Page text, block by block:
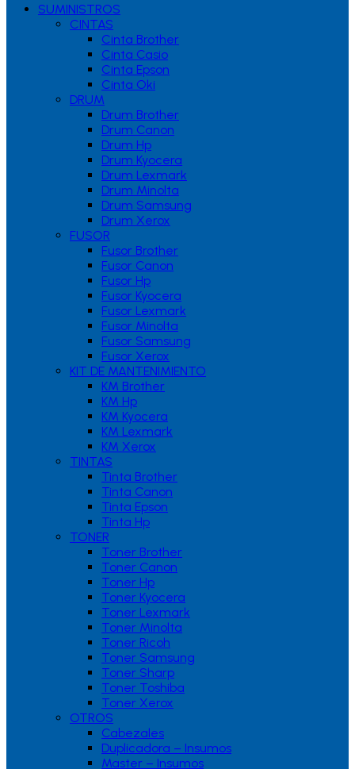
SUMINISTROS
CINTAS
Cinta Brother
Cinta Casio
Cinta Epson
Cinta Oki
DRUM
Drum Brother
Drum Canon
Drum Hp
Drum Kyocera
Drum Lexmark
Drum Minolta
Drum Samsung
Drum Xerox
FUSOR
Fusor Brother
Fusor Canon
Fusor Hp
Fusor Kyocera
Fusor Lexmark
Fusor Minolta
Fusor Samsung
Fusor Xerox
KIT DE MANTENIMIENTO
KM Brother
KM Hp
KM Kyocera
KM Lexmark
KM Xerox
TINTAS
Tinta Brother
Tinta Canon
Tinta Epson
Tinta Hp
TONER
Toner Brother
Toner Canon
Toner Hp
Toner Kyocera
Toner Lexmark
Toner Minolta
Toner Ricoh
Toner Samsung
Toner Sharp
Toner Toshiba
Toner Xerox
OTROS
Cabezales
Duplicadora – Insumos
Master – Insumos